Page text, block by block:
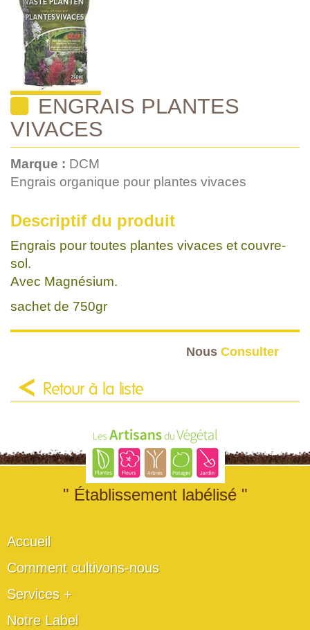
ENGRAIS PLANTES
VIVACES
Marque : DCM
Engrais organique pour plantes vivaces
Descriptif du produit
Engrais pour toutes plantes vivaces et couvre-
sol.
Avec Magnésium.
sachet de 750gr
Nous Consulter
Retour à la liste
" Établissement labélisé "
Accueil
Comment cultivons-nous
Services +
Notre Label